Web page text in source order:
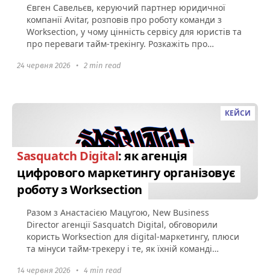
Євген Савельєв, керуючий партнер юридичної
компанії Avitar, розповів про роботу команди з
Worksection, у чому цінність сервісу для юристів та
про переваги тайм-трекінгу. Розкажіть про
24 червня 2026 • 2 min read
КЕЙСИ
Sasquatch Digital: як агенція
цифрового маркетингу організовує
роботу з Worksection
Разом з Анастасією Мацугою, New Business
Director агенції Sasquatch Digital, обговорили
користь Worksection для digital-маркетингу, плюси
та мінуси тайм-трекеру і те, як їхній команді
14 червня 2026 • 4 min read